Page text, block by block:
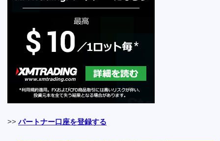
>>パートナー口座を登録する